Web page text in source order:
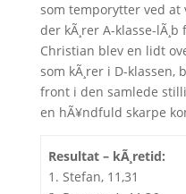
som temporytter ved at
der kÃ¸rer A-klasse-
Christian blev en lidt
som kÃ¸rer i D-klassen,
front i den samlede
en hÃ¥ndfuld skarpe
Resultat – kÃ¸retid:
1. Stefan, 11,31